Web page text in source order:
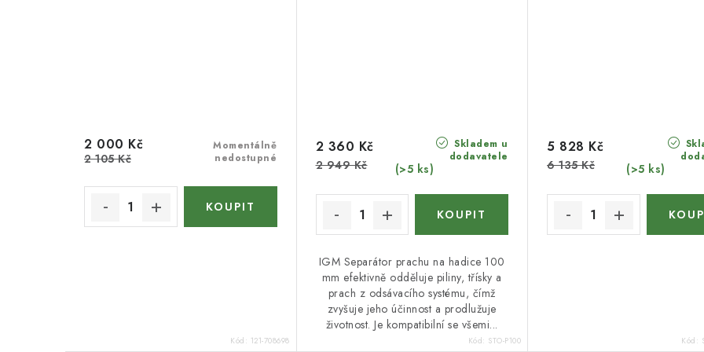
Momentálně
nedostupné
2 000 Kč
2 105 Kč
Kód: 121-708698
Skladem u
dodavatele
(>5 ks)
2 360 Kč
2 949 Kč
IGM Separátor prachu na hadice 100
mm efektivně odděluje piliny, třísky a
prach z odsávacího systému, čímž
zvyšuje jeho účinnost a prodlužuje
životnost. Je kompatibilní se všemi...
Kód: STO-P100
(>5 ks)
5 828 Kč
6 135 Kč
Kód: